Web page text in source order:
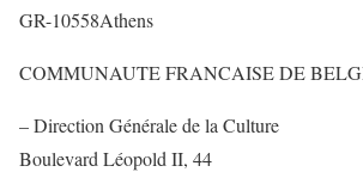
GR-10558Athens
COMMUNAUTE FRANCAISE DE
– Direction Générale de la Culture
Boulevard Léopold II, 44